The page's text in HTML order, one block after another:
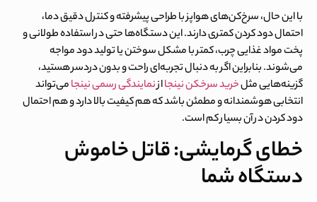
با این حال، سرخ‌کن‌های هواپز با طراحی پیشرفته و کنترل دقیق دما،
احتمال دود کردن کمتری دارند. این دستگاه‌ها حتی در استفاده طولانی و
پخت مواد غذایی چرب، کمتر با مشکل سوختن یا تولید دود مواجه
می‌شوند. بنابراین اگر به دنبال تجربه‌ای راحت و بدون دردسر هستید،
گزینه‌هایی مثلخرید سرخکن نینجاازنمایندگی رسمی نینجامی‌تواند
انتخابی هوشمندانه و مطمئن باشد که هم کیفیت بالا دارد و هم احتمال
دود کردن در آن بسیار کم است.
خطای گرمایشی: قاتل خاموش
دستگاه شما